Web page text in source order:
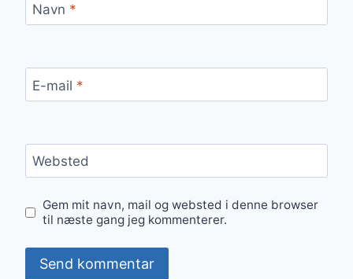
Navn *
E-mail *
Websted
Gem mit navn, mail og websted i denne browser
til næste gang jeg kommenterer.